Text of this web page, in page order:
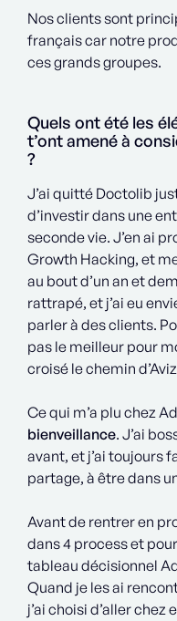
Nos clients sont
français car notre
ces grands groupes.
Quels ont été les
t’ont amené à
?
J’ai quitté Doctolib
d’investir dans une
seconde vie. J’en ai
Growth Hacking, et
au bout d’un an et
rattrapé, et j’ai eu
parler à des clients.
pas le meilleur pour
croisé le chemin
Ce qui m’a plu chez
bienveillance. J’ai
avant, et j’ai toujours
partage, à être dans
Avant de rentrer en
dans 4 process et
tableau décisionnel
Quand je les ai
j’ai choisi d’aller chez